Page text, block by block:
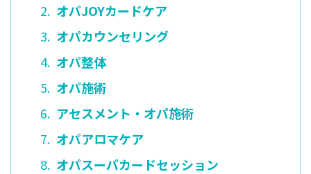
オパJOYカードケア
オパカウンセリング
オパ整体
オパ施術
アセスメント・オパ施術
オパアロマケア
オパスーパカードセッション